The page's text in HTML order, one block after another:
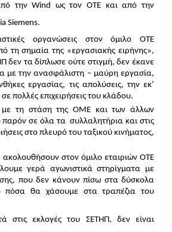
την Wind ως τον ΟΤΕ και από την
Siemens.
οργανώσεις στον όμιλο ΟΤΕ
τη σημαία της «εργασιακής ειρήνης»,
δεν τα δίπλωσε ούτε στιγμή, δεν έκανε
με την ανασφάλιστη – μαύρη εργασία,
εργασίας, τις απολύσεις, την εκ’
πολλές επιχειρήσεις του κλάδου.
με τη στάση της ΟΜΕ και των άλλων
παρόν σε όλα τα συλλαλητήρια και στις
στο πλευρό του ταξικού κινήματος,
στον όμιλο εταιριών ΟΤΕ
γερά αγωνιστικά στηρίγματα με
που δεν κάνουν πίσω στα δύσκολα
πόσα θα χάσουμε στα τραπέζια του
στις εκλογές του ΣΕΤΗΠ, δεν είναι